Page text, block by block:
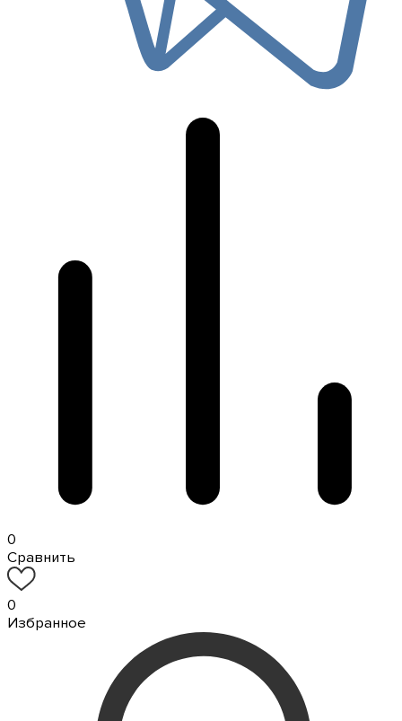
0
Сравнить
0
Избранное